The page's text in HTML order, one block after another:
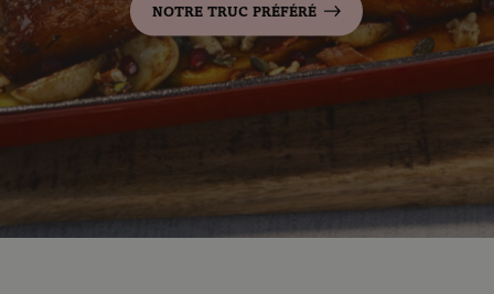
NOTRE TRUC PRÉFÉRÉ